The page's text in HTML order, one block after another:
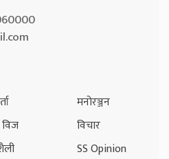
मनोरञ्जन
विचार
SS Opinion